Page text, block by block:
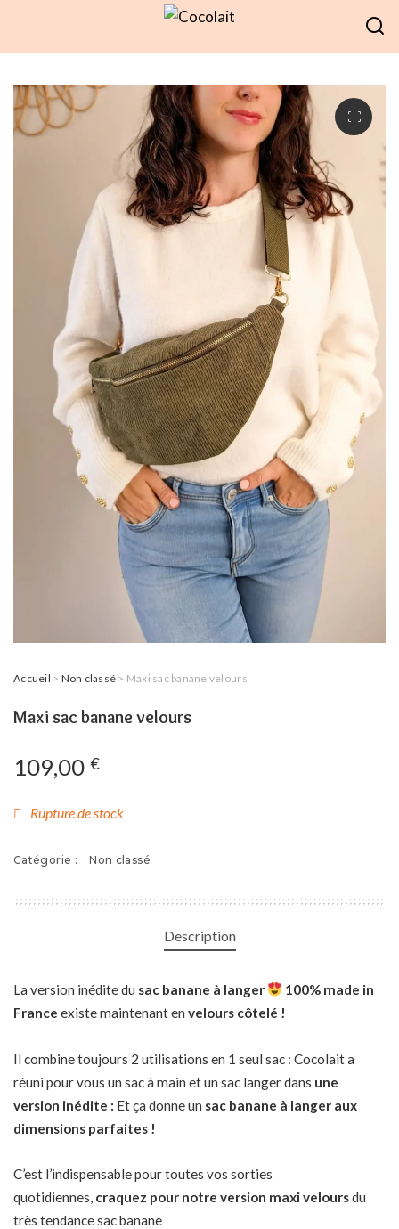
Accueil > Non classé > Maxi sac banane velours
Maxi sac banane velours
109,00 €
Rupture de stock
Catégorie : Non classé
Description
La version inédite du sac banane à langer
100% made in
France existe maintenant en velours côtelé !
Il combine toujours 2 utilisations en 1 seul sac : Cocolait a
réuni pour vous un sac à main et un sac langer dans une
version inédite : Et ça donne un sac banane à langer aux
dimensions parfaites !
C’est l’indispensable pour toutes vos sorties
quotidiennes, craquez pour notre version maxi veloursdu
très tendance sac banane